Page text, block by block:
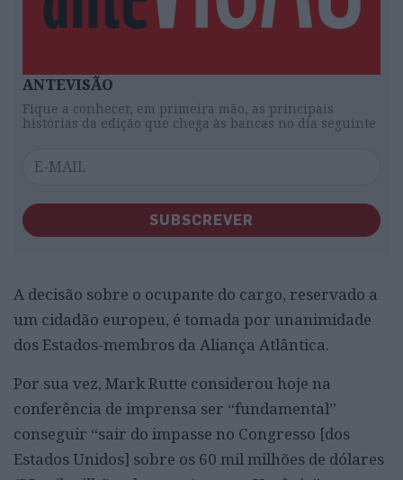
ANTEVISÃO
Fique a conhecer, em primeira mão, as principais
histórias da edição que chega às bancas no dia seguinte
SUBSCREVER
A decisão sobre o ocupante do cargo, reservado a
um cidadão europeu, é tomada por unanimidade
dos Estados-membros da Aliança Atlântica.
Por sua vez, Mark Rutte considerou hoje na
conferência de imprensa ser “fundamental”
conseguir “sair do impasse no Congresso [dos
Estados Unidos] sobre os 60 mil milhões de dólares